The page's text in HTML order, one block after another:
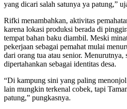
yang dicari salah satunya ya patung,”
Rifki menambahkan, aktivitas
karena lokasi produksi berada di
tempat bahan baku diambil. Meski
pekerjaan sebagai pemahat mulai
dari orang tua atau senior. Menurutnya,
dipertahankan sebagai identitas desa.
“Di kampung sini yang paling
lain mungkin terkenal cobek, tapi
patung,” pungkasnya.